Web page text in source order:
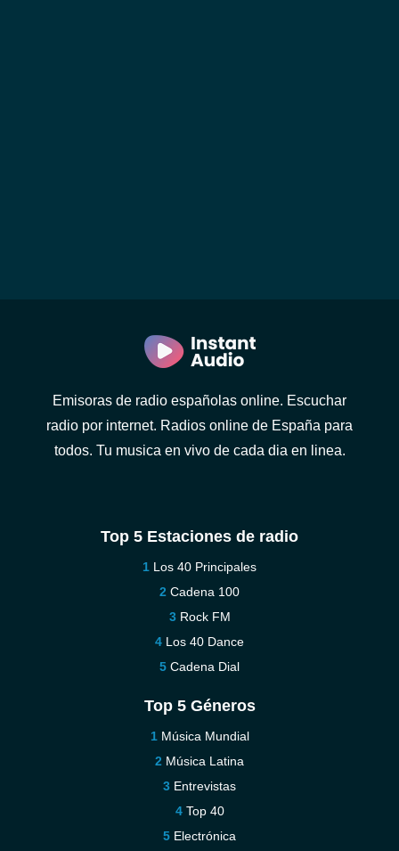
Emisoras de radio españolas online. Escuchar
radio por internet. Radios online de España para
todos. Tu musica en vivo de cada dia en linea.
Top 5 Estaciones de radio
Los 40 Principales
Cadena 100
Rock FM
Los 40 Dance
Cadena Dial
Top 5 Géneros
Música Mundial
Música Latina
Entrevistas
Top 40
Electrónica